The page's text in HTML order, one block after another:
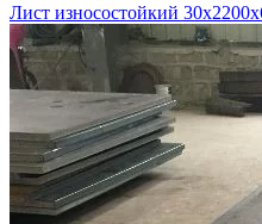
Лист износостойкий